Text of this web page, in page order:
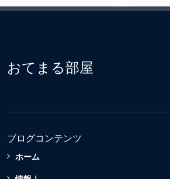
おてまる部屋
ブログコンテンツ
ホーム